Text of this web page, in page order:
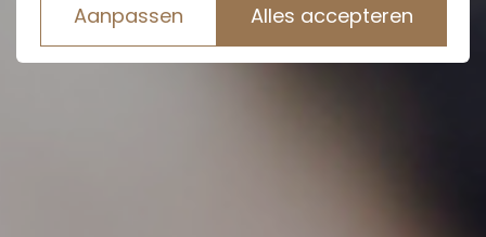
Aanpassen Alles accepteren